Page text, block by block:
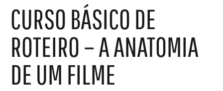
CURSO BÁSICO DE
ROTEIRO – A ANATOMIA
DE UM FILME